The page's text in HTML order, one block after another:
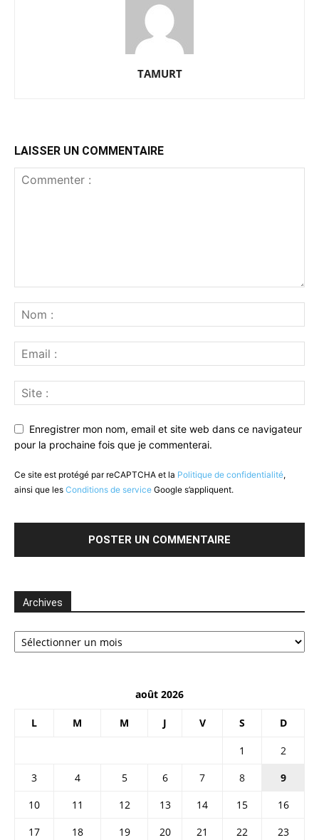
TAMURT
LAISSER UN COMMENTAIRE
Enregistrer mon nom, email et site web dans ce navigateur
pour la prochaine fois que je commenterai.
Ce site est protégé par reCAPTCHA et la Politique de confidentialité,
ainsi que les Conditions de service Google s’appliquent.
Archives
Archives
août 2026
L M M J V S D
1
2
3
4 5 6 7 8
9
10
11 12 13 14 15
16
17
18 19 20 21 22
23